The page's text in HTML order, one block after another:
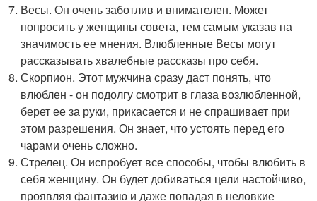
Весы. Он очень заботлив и внимателен. Может
попросить у женщины совета, тем самым указав на
значимость ее мнения. Влюбленные Весы могут
рассказывать хвалебные рассказы про себя.
Скорпион. Этот мужчина сразу даст понять, что
влюблен - он подолгу смотрит в глаза возлюбленной,
берет ее за руки, прикасается и не спрашивает при
этом разрешения. Он знает, что устоять перед его
чарами очень сложно.
Стрелец. Он испробует все способы, чтобы влюбить в
себя женщину. Он будет добиваться цели настойчиво,
проявляя фантазию и даже попадая в неловкие